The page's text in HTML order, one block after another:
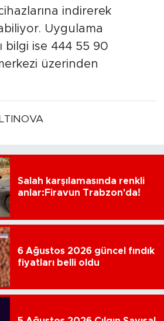
indirerek
Uygulama
bilgi ise 444 55 90
üzerinden
Salah karşılamasında renkli
anlar:Firavun Trabzon'da!
6 Ağustos 2026 güncel fındık
fiyatları belli oldu